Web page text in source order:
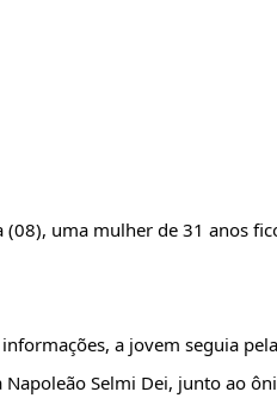
(08), uma mulher de 31 anos
a jovem seguia
Napoleão Selmi Dei, junto ao